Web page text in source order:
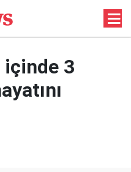
içinde 3